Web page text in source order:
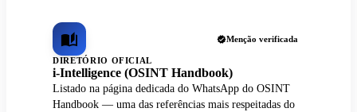
Menção verificada
DIRETÓRIO OFICIAL
i-Intelligence (OSINT Handbook)
Listado na página dedicada do WhatsApp do OSINT
Handbook — uma das referências mais respeitadas do